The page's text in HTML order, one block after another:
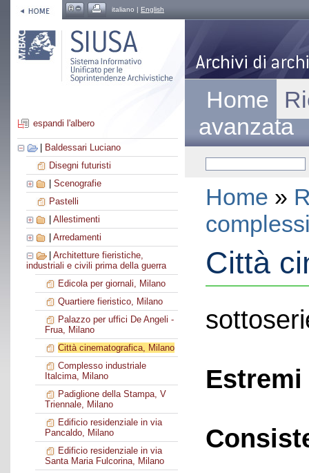
italiano | English
espandi l'albero
Baldessari Luciano
Disegni futuristi
Scenografie
Pastelli
Allestimenti
Arredamenti
Architetture fieristiche,
industriali e civili prima della guerra
Edicola per giornali, Milano
Quartiere fieristico, Milano
Palazzo per uffici De Angeli -
Frua, Milano
Città cinematografica, Milano
Complesso industriale
Italcima, Milano
Padiglione della Stampa, V
Triennale, Milano
Edificio residenziale in via
Pancaldo, Milano
Edificio residenziale in via
Santa Maria Fulcorina, Milano
Home
avanzata
Home »
Città